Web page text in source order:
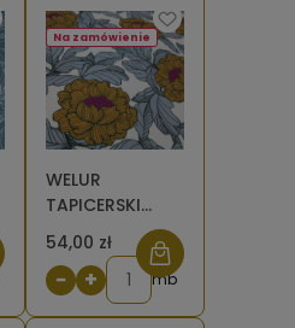
WELUR
TAPICERSKI
English Flowers
MIÓD [6-8]
54,00 zł
Na zamówienie
− + mb